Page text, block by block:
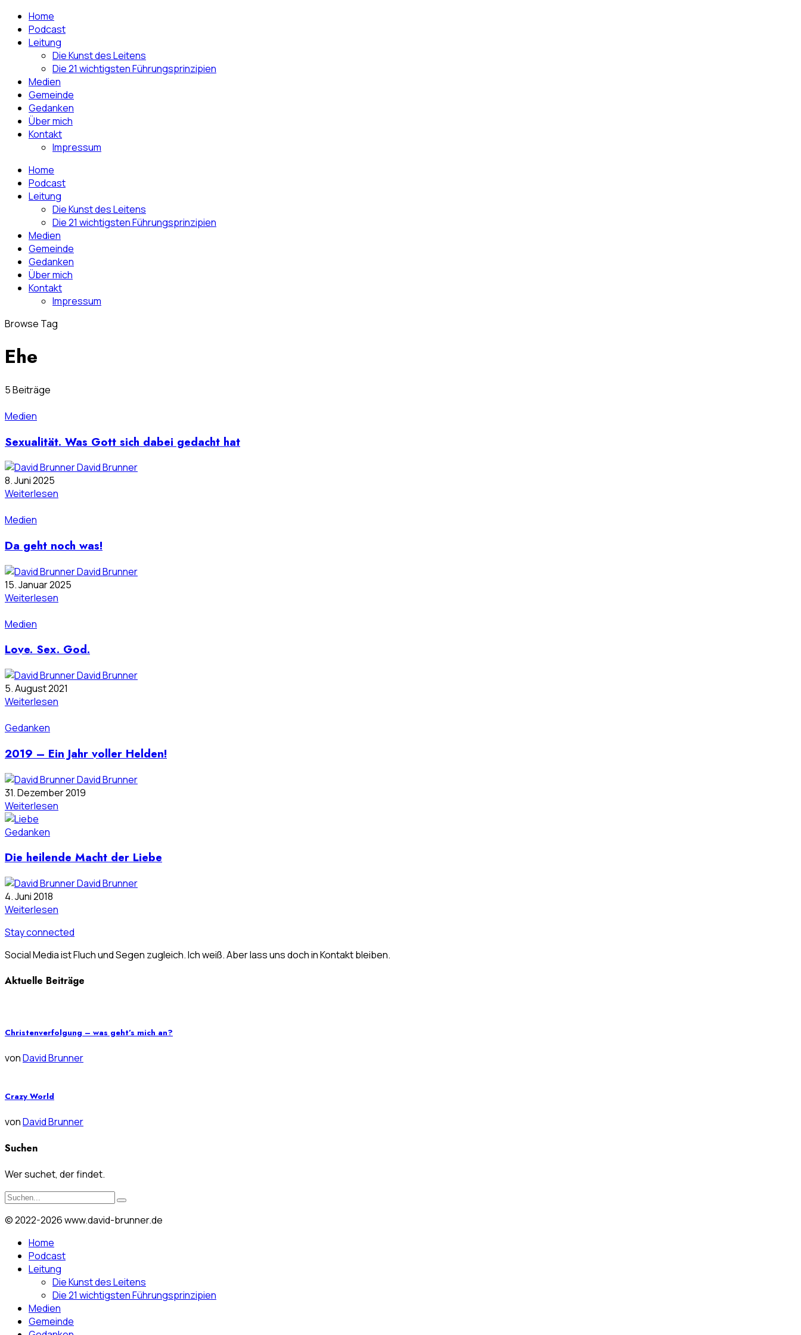
Home
Podcast
Leitung
Die Kunst des Leitens
Die 21 wichtigsten Führungsprinzipien
Medien
Gemeinde
Gedanken
Über mich
Kontakt
Impressum
Home
Podcast
Leitung
Die Kunst des Leitens
Die 21 wichtigsten Führungsprinzipien
Medien
Gemeinde
Gedanken
Über mich
Kontakt
Impressum
Browse Tag
Ehe
5 Beiträge
Medien
Sexualität. Was Gott sich dabei gedacht hat
David Brunner
8. Juni 2025
Weiterlesen
Medien
Da geht noch was!
David Brunner
15. Januar 2025
Weiterlesen
Medien
Love. Sex. God.
David Brunner
5. August 2021
Weiterlesen
Gedanken
2019 – Ein Jahr voller Helden!
David Brunner
31. Dezember 2019
Weiterlesen
Gedanken
Die heilende Macht der Liebe
David Brunner
4. Juni 2018
Weiterlesen
Stay connected
Social Media ist Fluch und Segen zugleich. Ich weiß. Aber lass uns doch in Kontakt bleiben.
Aktuelle Beiträge
Christenverfolgung – was geht’s mich an?
vonDavid Brunner
Crazy World
vonDavid Brunner
Suchen
Wer suchet, der findet.
© 2022-2026 www.david-brunner.de
Home
Podcast
Leitung
Die Kunst des Leitens
Die 21 wichtigsten Führungsprinzipien
Medien
Gemeinde